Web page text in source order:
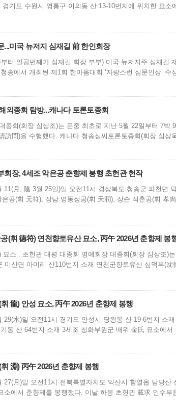
기도 수원시 영통구 이의동 산 13-10번지에 위치한 묘소
...미국 뉴저지 심재길 前 한인회장
터 일곱번째가 심재길 회장 부부) 미국 뉴저지주 심재길
송에서 개최된 제1회 한마음대회 ‘자랑스런 심문인상’ 수
외종회 탐방...캐나다 토론토종회
종회(회장 심상조)는 문중 최초로 지난 5월 22일부터 7박
訪問)을 수행했다. 캐나다 청송심씨토론토종회(회장 심상
회장, 4세조 악은공 춘향제 봉행 초헌관 헌작
11(月, 陰 3월 25일)일 오전11시 경상북도 청송군 파천면
공(휘 元符), 장남 영동정공(휘 天潤), 장손 석촌공(휘 孝
(휘 德符) 연천향토유산 묘소, 丙午 2026년 춘향제 봉
묘소...초헌관 대평 대종회 명예회장 대종회(회장 심상조)
미산면 아미리 산110번지 소재 연천군향토유산 심덕부(
龍) 안성 묘소, 丙午 2026년 춘향제 봉행
29(水)일 오전11시 경기도 안성시 당왕동 산 19-6번지 소
동 산 64번지 소재 3세조 청화부원군 배위 金氏 묘소에서
淵) 丙午 2026년 춘향제 봉행
27(月)일 오전11시 전북특별자치도 익산시 함열읍 남당산
소에서 춘향제를 봉행했다. 이날 하봉 초헌관 載求 인수부